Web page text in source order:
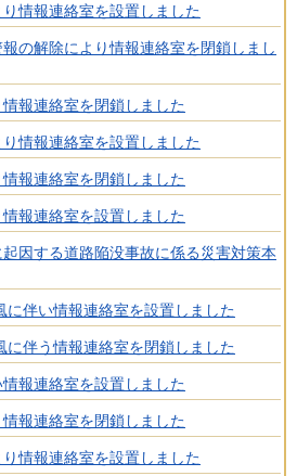
情報連絡室を設置しました
の解除により情報連絡室を閉鎖しまし
報連絡室を閉鎖しました
情報連絡室を設置しました
報連絡室を閉鎖しました
報連絡室を設置しました
因する道路陥没事故に係る災害対策本
に伴い情報連絡室を設置しました
に伴う情報連絡室を閉鎖しました
報連絡室を設置しました
報連絡室を閉鎖しました
情報連絡室を設置しました